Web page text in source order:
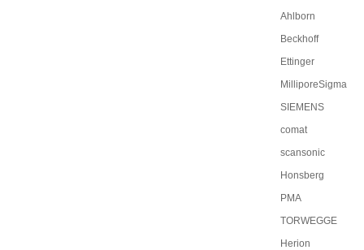
Ahlborn
Beckhoff
Ettinger
MilliporeSigma
SIEMENS
comat
scansonic
Honsberg
PMA
TORWEGGE
Herion